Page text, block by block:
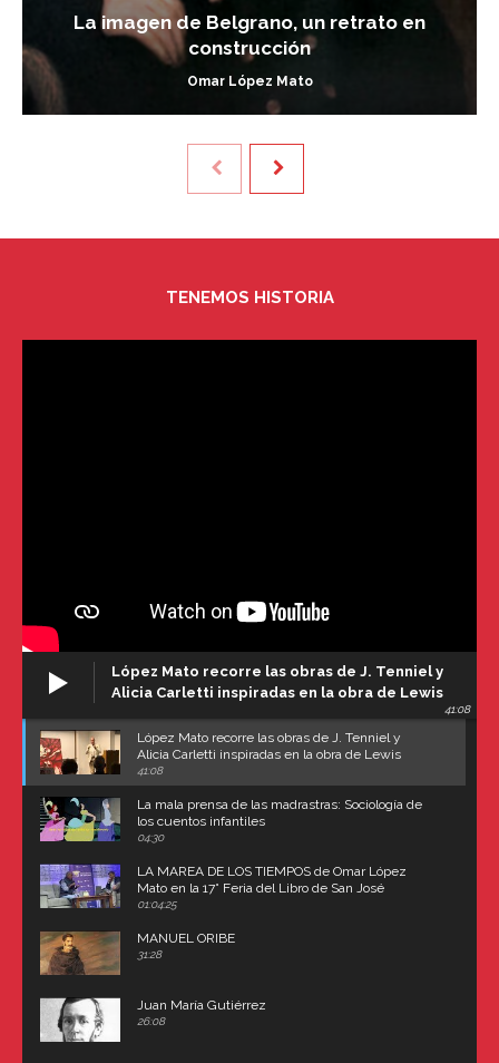
La imagen de Belgrano, un retrato en
construcción
Omar López Mato
TENEMOS HISTORIA
López Mato recorre las obras de J. Tenniel y
Alicia Carletti inspiradas en la obra de Lewis
41:08
López Mato recorre las obras de J. Tenniel y
Alicia Carletti inspiradas en la obra de Lewis
Carroll
41:08
La mala prensa de las madrastras: Sociología de
los cuentos infantiles
04:30
LA MAREA DE LOS TIEMPOS de Omar López
Mato en la 17° Feria del Libro de San José
(Uruguay)
01:04:25
MANUEL ORIBE
31:28
Juan María Gutiérrez
26:08